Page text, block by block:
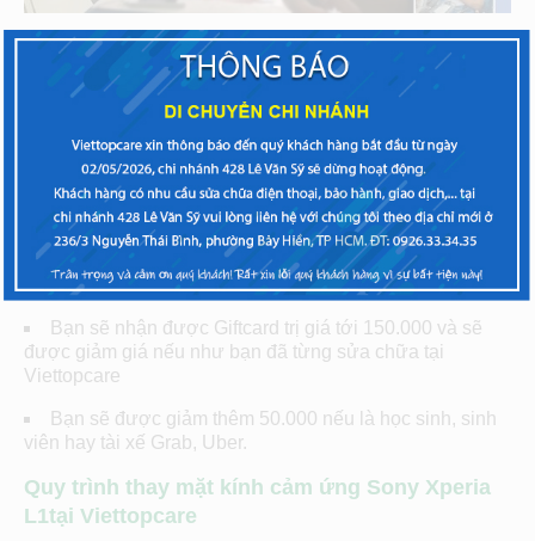
Chất lượng linh kiện, phụ kiện Sony có nguồn gốc rõ
ràng. Bạn sẽ yên tâm về chất lượng mặt kính cảm ứng
được thay cho chiếc Sony
Kỹ thuật viên có gần 10 năm kinh nghiệm
Bạn có thể đợi từ 1 – 2 tiếng để kỹ thuật viên thay mặt
kính cảm ứng
Thời gian bảo hành tại Viettopcare có thời gian tới 12
tháng
Bạn sẽ nhận được Giftcard trị giá tới 150.000 và sẽ
được giảm giá nếu như bạn đã từng sửa chữa tại
Viettopcare
Bạn sẽ được giảm thêm 50.000 nếu là học sinh, sinh
viên hay tài xế Grab, Uber.
Quy trình thay mặt kính cảm ứng Sony Xperia
L1tại Viettopcare